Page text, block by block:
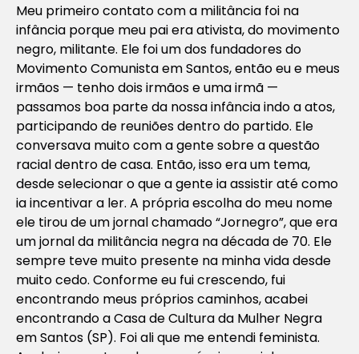
Meu primeiro contato com a militância foi na
infância porque meu pai era ativista, do movimento
negro, militante. Ele foi um dos fundadores do
Movimento Comunista em Santos, então eu e meus
irmãos — tenho dois irmãos e uma irmã —
passamos boa parte da nossa infância indo a atos,
participando de reuniões dentro do partido. Ele
conversava muito com a gente sobre a questão
racial dentro de casa. Então, isso era um tema,
desde selecionar o que a gente ia assistir até como
ia incentivar a ler. A própria escolha do meu nome
ele tirou de um jornal chamado “Jornegro”, que era
um jornal da militância negra na década de 70. Ele
sempre teve muito presente na minha vida desde
muito cedo. Conforme eu fui crescendo, fui
encontrando meus próprios caminhos, acabei
encontrando a Casa de Cultura da Mulher Negra
em Santos (SP). Foi ali que me entendi feminista.